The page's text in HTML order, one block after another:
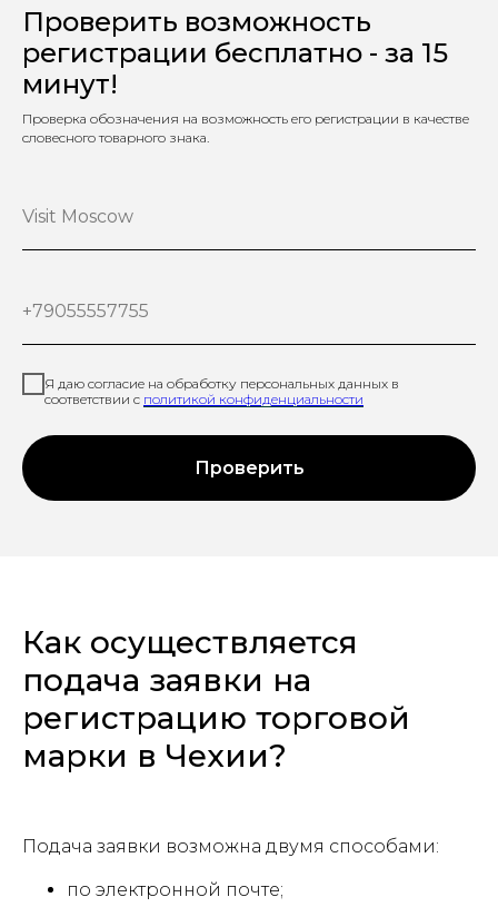
Проверить возможность
регистрации бесплатно - за 15
минут!
Проверка обозначения на возможность его регистрации в качестве
словесного товарного знака.
Visit Moscow
+79055557755
Я даю согласие на обработку персональных данных в
соответствии с политикой конфиденциальности
Проверить
Как осуществляется
подача заявки на
регистрацию торговой
марки в Чехии?
Подача заявки возможна двумя способами:
по электронной почте;